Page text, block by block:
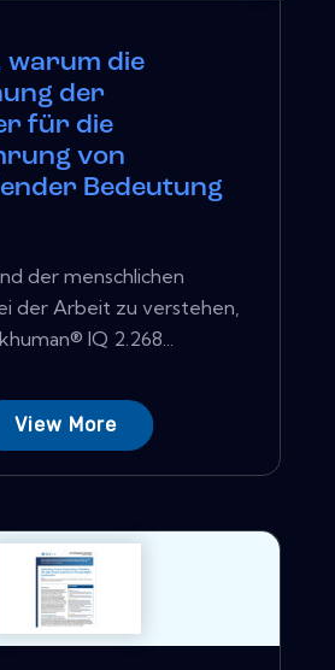
warum die
der
für die
von
Bedeutung
der menschlichen
der Arbeit zu verstehen,
IQ 2.268...
View More